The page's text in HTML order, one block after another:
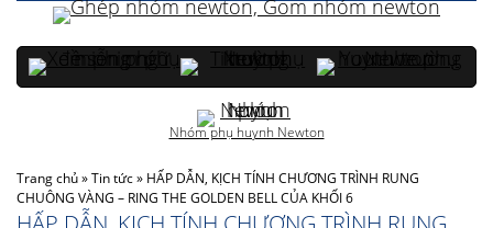
Trang chủ»Tin tức» HẤP DẪN, KỊCH TÍNH CHƯƠNG TRÌNH RUNG
CHUÔNG VÀNG – RING THE GOLDEN BELL CỦA KHỐI 6
Nhóm phụ huynh Newton